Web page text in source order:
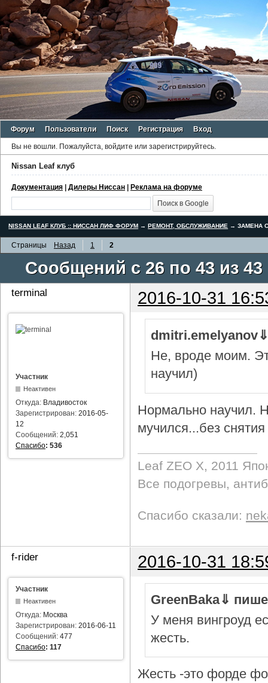
Форум Пользователи Поиск Регистрация Вход
Вы не вошли. Пожалуйста, войдите или зарегистрируйтесь.
Nissan Leaf клуб
Документация | Дилеры Ниссан | Реклама на форуме
NISSAN LEAF КЛУБ :: НИССАН ЛИФ ФОРУМ → РЕМОНТ, ОБСЛУЖИВАНИЕ →ЗАМЕНА
Страницы Назад 1 2
Сообщений с 26 по 43 из 43
terminal 2016-10-31
Участник
Неактивен
Откуда: Владивосток
Зарегистрирован: 2016-05-
12
Сообщений: 2,051
Спасибо: 536
Не, вроде моим.
научил)
Нормально научил.
мучился...без снятия
Leaf ZEO Х, 2011
Все подогревы,
Спасибо сказали:
f-rider 2016-10-31
Участник
Неактивен
Откуда: Москва
Зарегистрирован: 2016-06-11
Сообщений: 477
Спасибо: 117
GreenBaka⇓
У меня вингроуд
жесть.
Жесть -это форде